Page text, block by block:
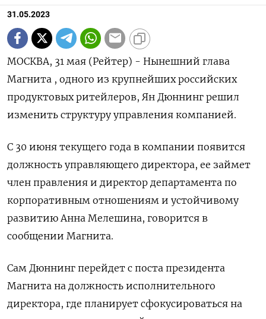
31.05.2023
МОСКВА, 31 мая (Рейтер) - Нынешний глава
Магнита , одного из крупнейших российских
продуктовых ритейлеров, Ян Дюннинг решил
изменить структуру управления компанией.
С 30 июня текущего года в компании появится
должность управляющего директора, ее займет
член правления и директор департамента по
корпоративным отношениям и устойчивому
развитию Анна Мелешина, говорится в
сообщении Магнита.
Сам Дюннинг перейдет с поста президента
Магнита на должность исполнительного
директора, где планирует сфокусироваться на